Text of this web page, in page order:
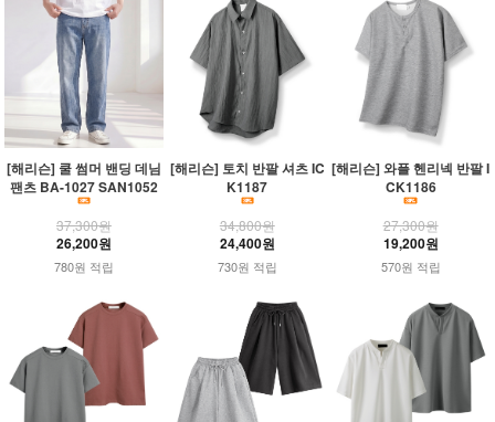
[해리슨] 쿨 썸머 밴딩 데님
팬츠 BA-1027 SAN1052
37,300원
26,200원
780원 적립
[해리슨] 토치 반팔 셔츠 IC
K1187
34,800원
24,400원
730원 적립
[해리슨] 와플 헨리넥 반팔 I
CK1186
27,300원
19,200원
570원 적립